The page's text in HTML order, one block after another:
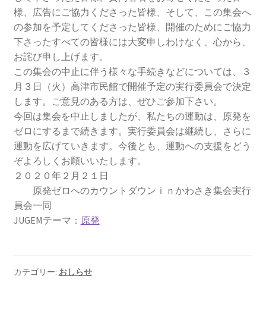
2023.6.25（日）映画「原発をとめた裁判長 そして
原発をとめる農家たち」上映会を開催
2023.10.8 原発ゼロへのカウントダウンinかわさき
講演会開催
2024.3.10第13回原発ゼロへのカウントダウンinかわさ
き集会
2024.10.13 映画「決断」上映と講演会を開催
2025.3.23第14回原発ゼロへのカウントダウンinかわさ
き集会開催
様、広告にご協力くださった皆様、そ して、この集会へ
の参加を予定してくださった皆様、開催のためにご協力
下さったすべての皆様には大変申しわけなく、心から、
お詫び申し上げます。
この集会の中止に伴う様々な手続きなどについては、３
月３日（火 ）高津市民館で開催予定の実行委員会で決定
します。ご意見のある方は、ぜひご参加下さい。
今回は集会を中止しましたが、私たちの運動は、原発を
ゼロにする まで続きます。実行委員会は継続し、さらに
運動を広げていきます。今後とも、運動への支援をどう
ぞよろしくお願いいたします。
２０２０年２月２１日
原発ゼロへのカウントダウンｉｎかわさき集会実行
員会一同
JUGEMテーマ： 原発
カテゴリー: おしらせ